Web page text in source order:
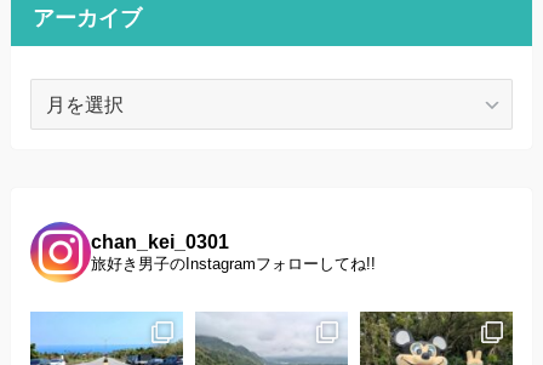
ー
アーカイブ
chan_kei_0301
旅好き男子のInstagramフォローしてね!!